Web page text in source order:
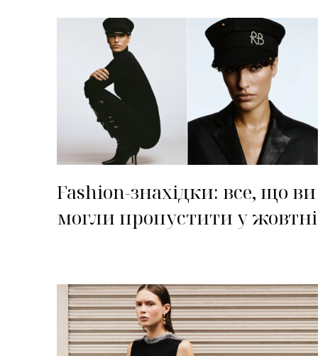
Fashion-знахідки: все, що ви
могли пропустити у жовтні